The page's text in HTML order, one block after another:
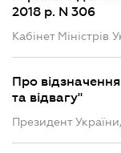
2018 р. N 306
Кабінет
Про
та відвагу"
Президент